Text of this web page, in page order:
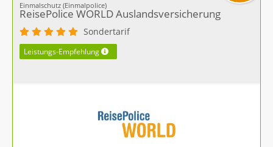
Einmalschutz (Einmalpolice)
ReisePolice WORLD Auslandsversicherung
Sondertarif
Leistungs-Empfehlung